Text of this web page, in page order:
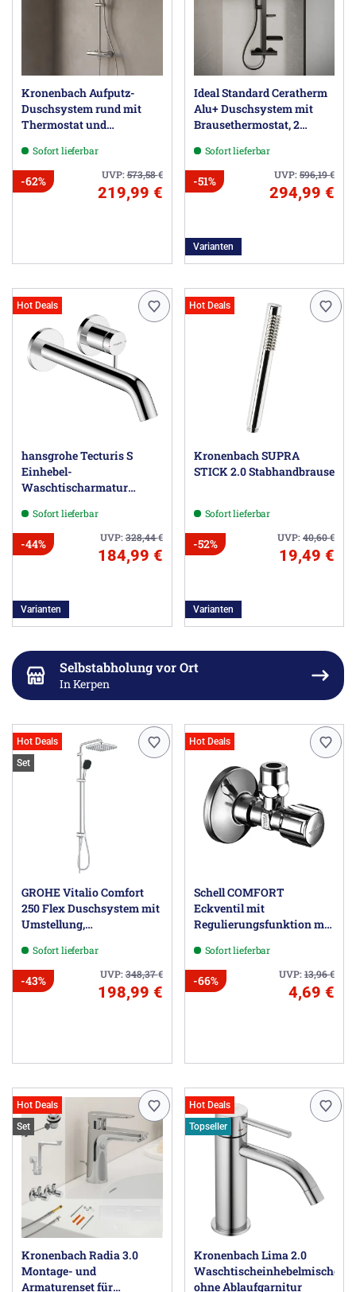
Kronenbach Aufputz-
Duschsystem rund mit
Thermostat und
Sofort lieferbar
UVP:573,58€
-62%
219,99 €
Ideal Standard Ceratherm
Alu+ Duschsystem mit
Brausethermostat, 2
Handbrause und 2-
Funktions-Kopfbrause
Sofort lieferbar
UVP:596,19€
-51%
294,99 €
Varianten
Hot Deals
hansgrohe Tecturis S
Einhebel-
Waschtischarmatur
Wandmontage mit
Auslauf 22,5 cm
Sofort lieferbar
UVP:328,44€
-44%
184,99 €
Varianten
Hot Deals
Kronenbach SUPRA
STICK 2.0 Stabhandbrause
Sofort lieferbar
UVP:40,60€
-52%
19,49 €
Varianten
Selbstabholung vor Ort
In Kerpen
Hot Deals
Set
GROHE Vitalio Comfort
250 Flex Duschsystem mit
Umstellung,
Sofort lieferbar
UVP:348,37€
-43%
198,99 €
Hot Deals
Schell COMFORT
Eckventil mit
Regulierungsfunktion mit
Sofort lieferbar
UVP:13,96€
-66%
4,69 €
Hot Deals
Set
Kronenbach Radia 3.0
Montage- und
Armaturenset für
Hot Deals
Topseller
Kronenbach Lima 2.0
Waschtischeinhebelmischer
ohne Ablaufgarnitur